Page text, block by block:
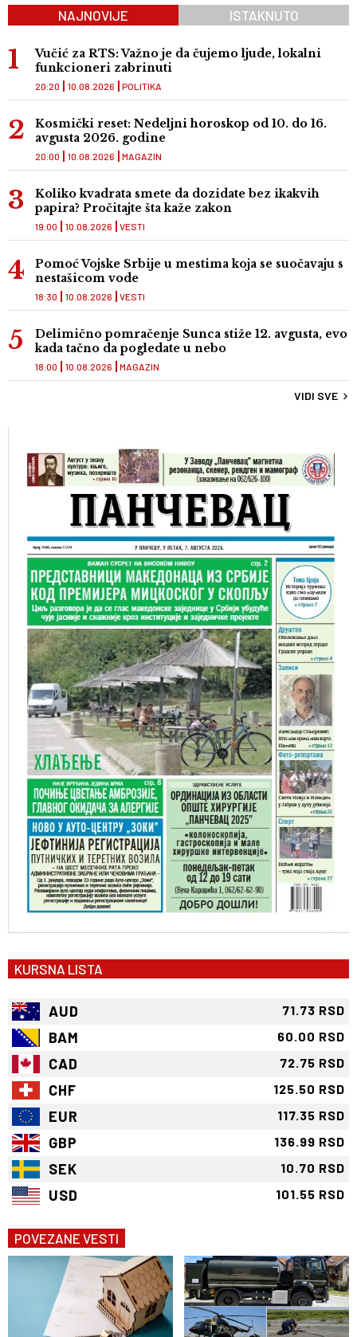
NAJNOVIJE ISTAKNUTO
Vučić za RTS: Važno je da čujemo ljude, lokalni
funkcioneri zabrinuti
POLITIKA
20:20 10.08.2026
Kosmički reset: Nedeljni horoskop od 10. do 16.
avgusta 2026. godine
MAGAZIN
20:00 10.08.2026
Koliko kvadrata smete da dozidate bez ikakvih
papira? Pročitajte šta kaže zakon
VESTI
19:00 10.08.2026
Pomoć Vojske Srbije u mestima koja se suočavaju s
nestašicom vode
VESTI
18:30 10.08.2026
Delimično pomračenje Sunca stiže 12. avgusta, evo
kada tačno da pogledate u nebo
MAGAZIN
18:00 10.08.2026
VIDI SVE
KURSNA LISTA
AUD 71.73 RSD
BAM 60.00 RSD
CAD 72.75 RSD
CHF 125.50 RSD
EUR 117.35 RSD
GBP 136.99 RSD
SEK 10.70 RSD
USD 101.55 RSD
POVEZANE VESTI